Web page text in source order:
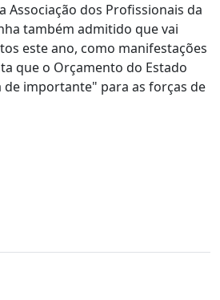
Associação dos Profissionais da
também admitido que vai
este ano, como manifestações
que o Orçamento do Estado
importante" para as forças de